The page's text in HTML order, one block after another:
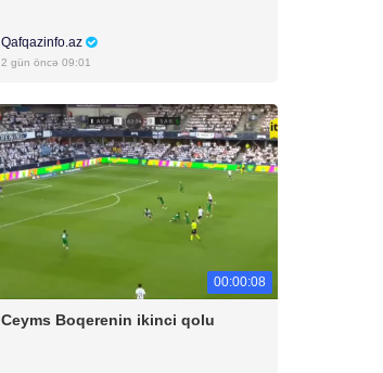
Qafqazinfo.az
2 gün öncə 09:01
00:00:08
Ceyms Boqerenin ikinci qolu